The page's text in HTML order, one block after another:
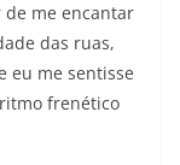
me encantar
das ruas,
eu me sentisse
frenético